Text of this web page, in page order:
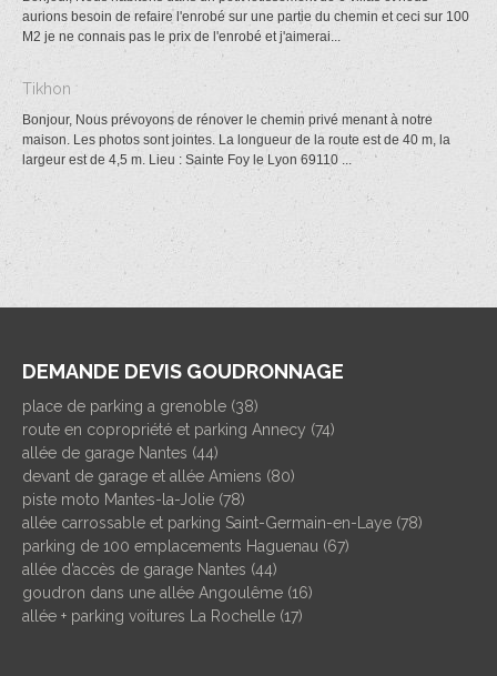
aurions besoin de refaire l'enrobé sur une partie du chemin et ceci sur 100
M2 je ne connais pas le prix de l'enrobé et j'aimerai...
Tikhon
Bonjour, Nous prévoyons de rénover le chemin privé menant à notre
maison. Les photos sont jointes. La longueur de la route est de 40 m, la
largeur est de 4,5 m. Lieu : Sainte Foy le Lyon 69110 ...
DEMANDE DEVIS GOUDRONNAGE
place de parking a grenoble (38)
route en copropriété et parking Annecy (74)
allée de garage Nantes (44)
devant de garage et allée Amiens (80)
piste moto Mantes-la-Jolie (78)
allée carrossable et parking Saint-Germain-en-Laye (78)
parking de 100 emplacements Haguenau (67)
allée d’accès de garage Nantes (44)
goudron dans une allée Angoulême (16)
allée + parking voitures La Rochelle (17)